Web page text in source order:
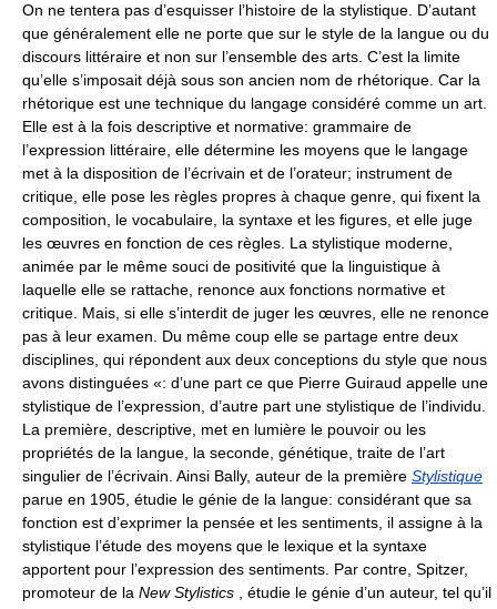
On ne tentera pas d’esquisser l’histoire de la stylistique. D’autant
que généralement elle ne porte que sur le style de la langue ou du
discours littéraire et non sur l’ensemble des arts. C’est la limite
qu’elle s’imposait déjà sous son ancien nom de rhétorique. Car la
rhétorique est une technique du langage considéré comme un art.
Elle est à la fois descriptive et normative: grammaire de
l’expression littéraire, elle détermine les moyens que le langage
met à la disposition de l’écrivain et de l’orateur; instrument de
critique, elle pose les règles propres à chaque genre, qui fixent la
composition, le vocabulaire, la syntaxe et les figures, et elle juge
les œuvres en fonction de ces règles. La stylistique moderne,
animée par le même souci de positivité que la linguistique à
laquelle elle se rattache, renonce aux fonctions normative et
critique. Mais, si elle s’interdit de juger les œuvres, elle ne renonce
pas à leur examen. Du même coup elle se partage entre deux
disciplines, qui répondent aux deux conceptions du style que nous
avons distinguées «: d’une part ce que Pierre Guiraud appelle une
stylistique de l’expression, d’autre part une stylistique de l’individu.
La première, descriptive, met en lumière le pouvoir ou les
propriétés de la langue, la seconde, génétique, traite de l’art
singulier de l’écrivain. Ainsi Bally, auteur de la première Stylistique
parue en 1905, étudie le génie de la langue: considérant que sa
fonction est d’exprimer la pensée et les sentiments, il assigne à la
stylistique l’étude des moyens que le lexique et la syntaxe
apportent pour l’expression des sentiments. Par contre, Spitzer,
promoteur de la New Stylistics , étudie le génie d’un auteur, tel qu’il